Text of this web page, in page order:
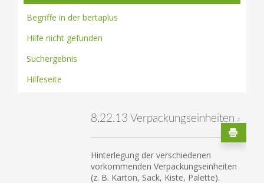
Begriffe in der bertaplus
Hilfe nicht gefunden
Suchergebnis
Hilfeseite
8.22.13 Verpackungseinheiten #
Hinterlegung der verschiedenen
vorkommenden Verpackungseinheiten
(z. B. Karton, Sack, Kiste, Palette).